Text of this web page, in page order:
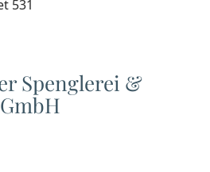
531
Spenglerei &